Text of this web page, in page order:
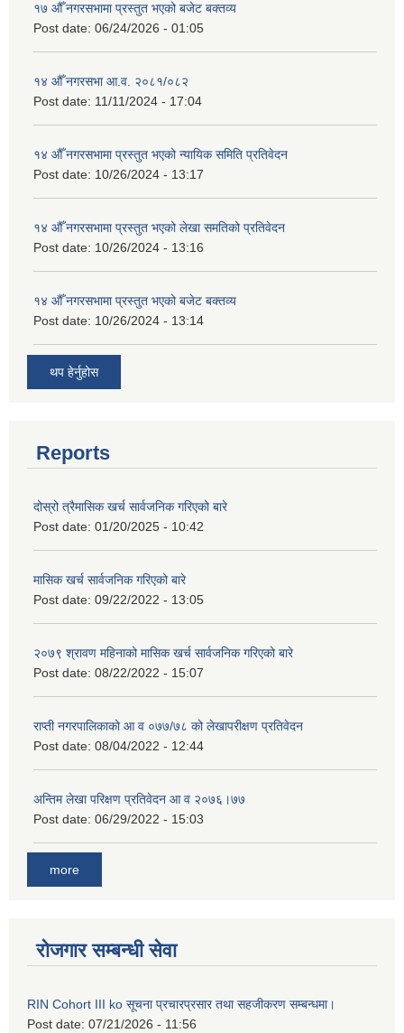
१७ औँ नगरसभामा प्रस्तुत भएको बजेट बक्तव्य
Post date: 06/24/2026 - 01:05
१४ औँ नगरसभा आ.व. २०८१/०८२
Post date: 11/11/2024 - 17:04
१४ औँ नगरसभामा प्रस्तुत भएको न्यायिक समिति प्रतिवेदन
Post date: 10/26/2024 - 13:17
१४ औँ नगरसभामा प्रस्तुत भएको लेखा समतिको प्रतिवेदन
Post date: 10/26/2024 - 13:16
१४ औँ नगरसभामा प्रस्तुत भएको बजेट बक्तव्य
Post date: 10/26/2024 - 13:14
थप हेर्नुहोस
Reports
दोस्रो त्रैमासिक खर्च सार्वजनिक गरिएको बारे
Post date: 01/20/2025 - 10:42
मासिक खर्च सार्वजनिक गरिएको बारे
Post date: 09/22/2022 - 13:05
२०७९ श्रावण महिनाको मासिक खर्च सार्वजनिक गरिएको बारे
Post date: 08/22/2022 - 15:07
राप्ती नगरपालिकाको आ व ०७७/७८ को लेखापरीक्षण प्रतिवेदन
Post date: 08/04/2022 - 12:44
अन्तिम लेखा परिक्षण प्रतिवेदन आ व २०७६।७७
Post date: 06/29/2022 - 15:03
more
रोजगार सम्बन्धी सेवा
RIN Cohort III ko सूचना प्रचारप्रसार तथा सहजीकरण सम्बन्धमा।
Post date: 07/21/2026 - 11:56